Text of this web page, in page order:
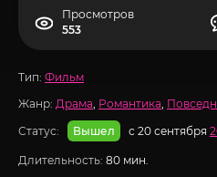
Просмотров
553
Тип: Фильм
Жанр: Драма, Романтика,
Статус:
Вышел с 20 сентября
Длительность: 80 мин.